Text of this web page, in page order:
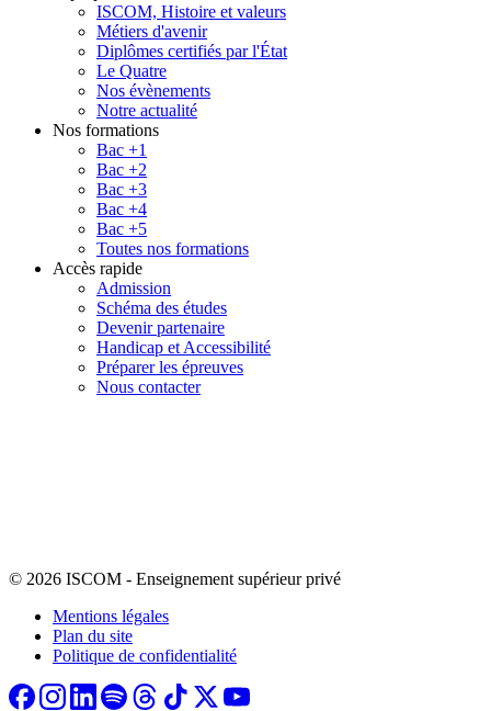
ISCOM, Histoire et valeurs
Métiers d'avenir
Diplômes certifiés par l'État
Le Quatre
Nos évènements
Notre actualité
Nos formations
Bac +1
Bac +2
Bac +3
Bac +4
Bac +5
Toutes nos formations
Accès rapide
Admission
Schéma des études
Devenir partenaire
Handicap et Accessibilité
Préparer les épreuves
Nous contacter
© 2026 ISCOM - Enseignement supérieur privé
Mentions légales
Plan du site
Politique de confidentialité